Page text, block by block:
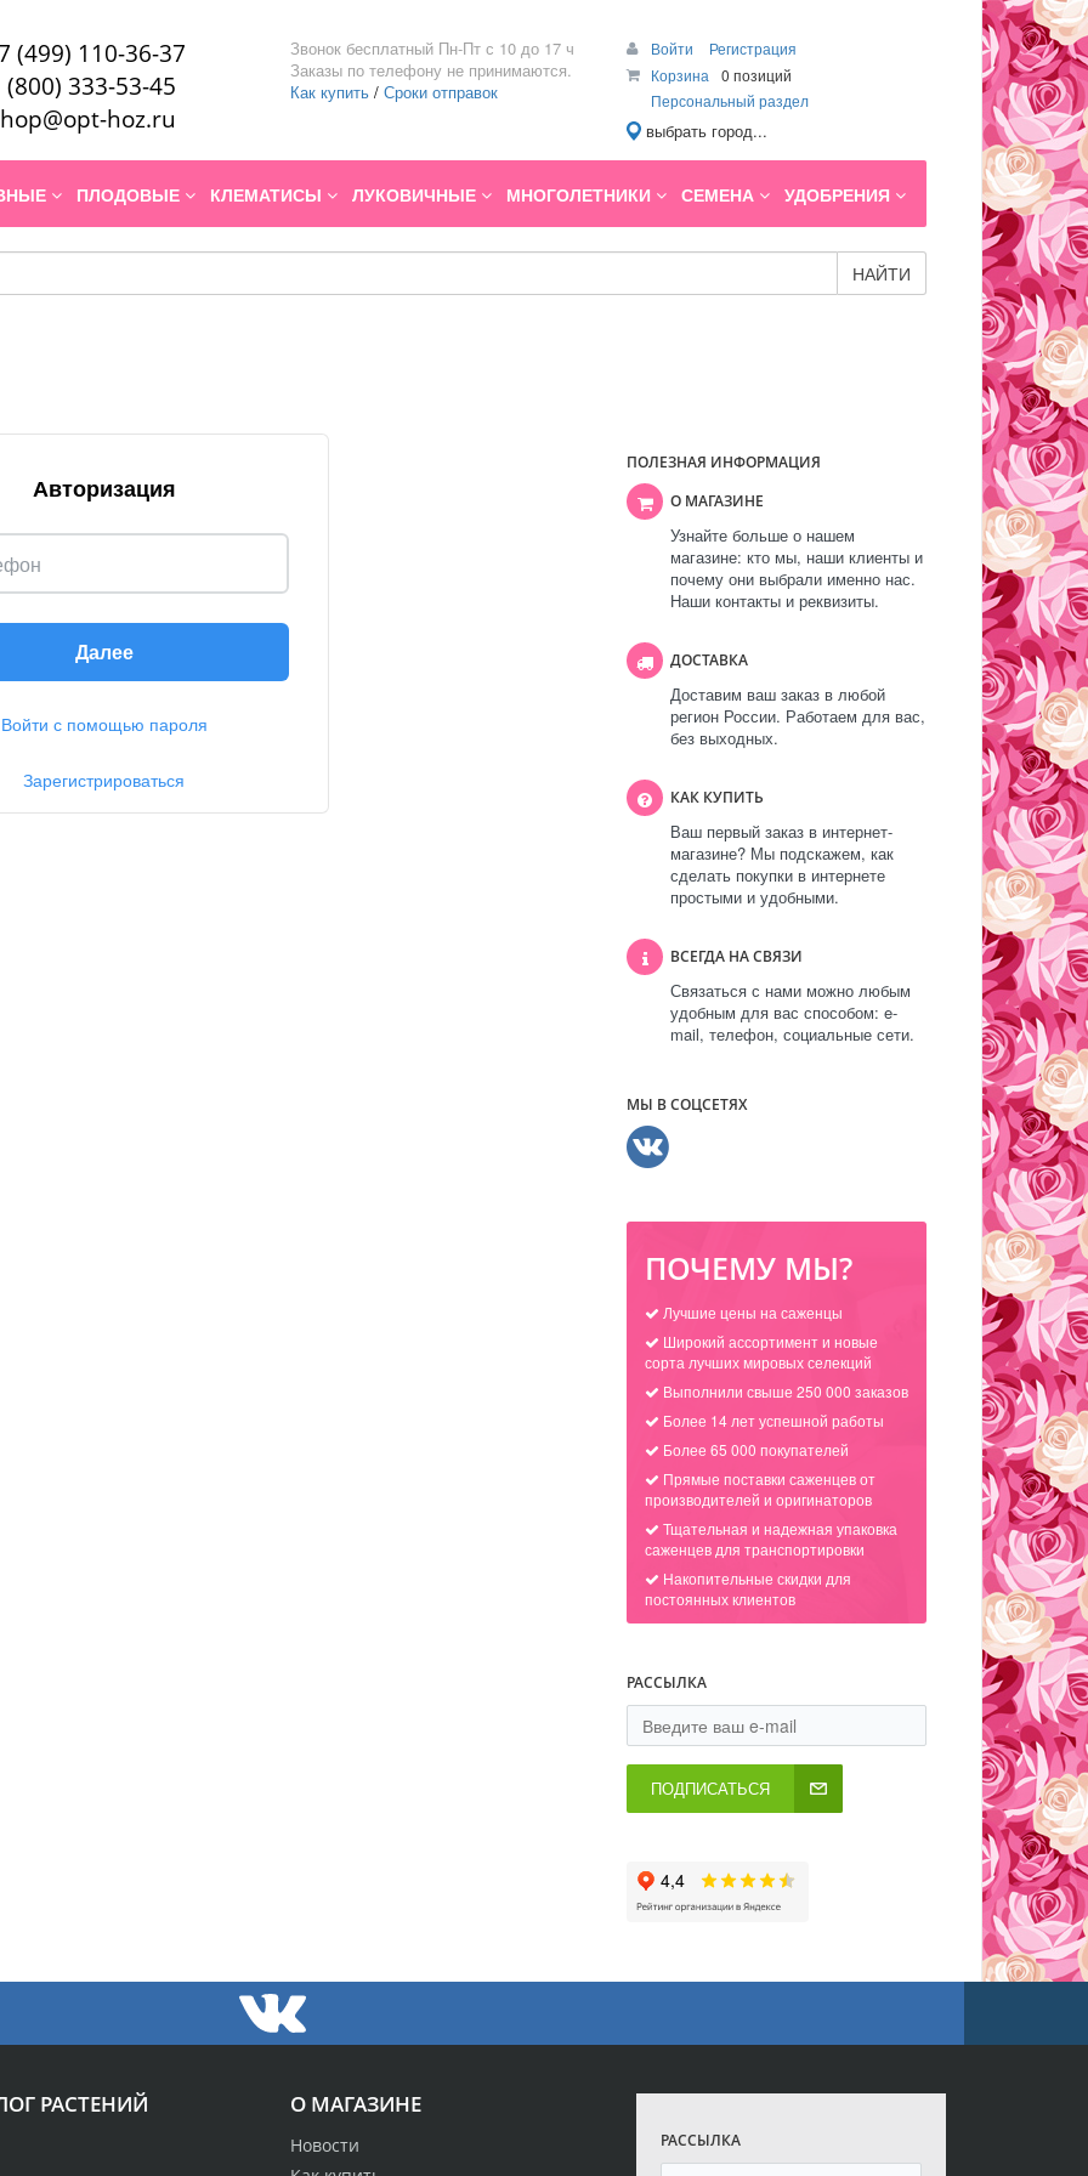
(499) 110-36-37
(800) 333-53-45
hoz.ru
Звонок бесплатный Пн-Пт с 10 до 17 ч
Заказы по телефону не принимаются.
Как купить / Сроки отправок
Войти
Регистрация
Корзина
0 позиций
Персональный раздел
выбрать город...
ПЛОДОВЫЕ КЛЕМАТИСЫ ЛУКОВИЧНЫЕ МНОГОЛЕТНИКИ СЕМЕНА УДОБРЕНИЯ
НАЙТИ
Авторизация
Далее
Войти с помощью пароля
Зарегистрироваться
ПОЛЕЗНАЯ ИНФОРМАЦИЯ
О МАГАЗИНЕ
Узнайте больше о нашем
магазине: кто мы, наши клиенты и
почему они выбрали именно нас.
Наши контакты и реквизиты.
ДОСТАВКА
Доставим ваш заказ в любой
регион России. Работаем для вас,
без выходных.
КАК КУПИТЬ
Ваш первый заказ в интернет-
магазине? Мы подскажем, как
сделать покупки в интернете
простыми и удобными.
ВСЕГДА НА СВЯЗИ
Связаться с нами можно любым
удобным для вас способом: e-
mail, телефон, социальные сети.
МЫ В СОЦСЕТЯХ
ПОЧЕМУ МЫ?
Лучшие цены на саженцы
Широкий ассортимент и новые
сорта лучших мировых селекций
Выполнили свыше 250 000 заказов
Более 14 лет успешной работы
Более 65 000 покупателей
Прямые поставки саженцев от
производителей и оригинаторов
Тщательная и надежная упаковка
саженцев для транспортировки
Накопительные скидки для
постоянных клиентов
РАССЫЛКА
ПОДПИСАТЬСЯ
О МАГАЗИНЕ
Новости
РАСТЕНИЙ
РАССЫЛКА